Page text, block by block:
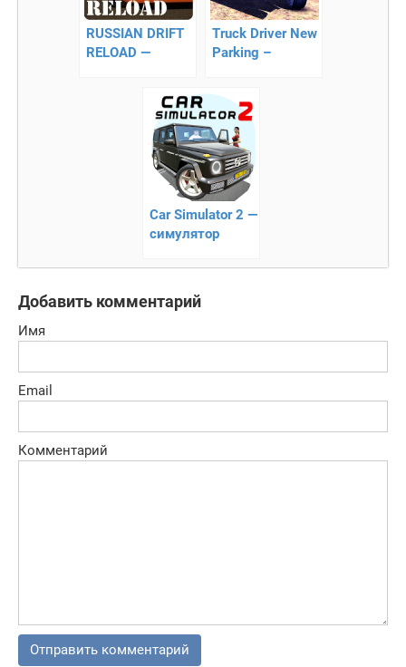
RUSSIAN DRIFT
RELOAD —
Truck Driver New
Parking –
водитель
Car Simulator 2 —
симулятор
Добавить комментарий
Имя
Email
Комментарий